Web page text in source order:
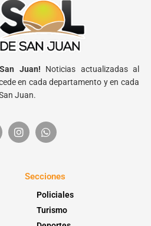
Juan! Noticias actualizadas al
en cada departamento y en cada
Juan.
Secciones
Policiales
Turismo